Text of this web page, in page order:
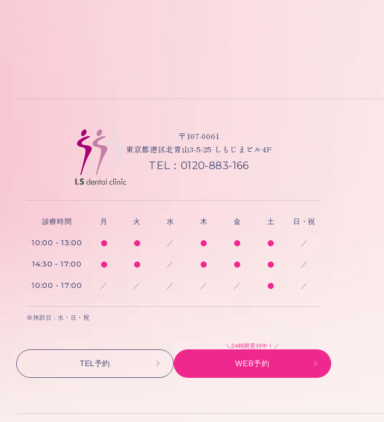
〒107-0061
東京都港区北青山3-5-25 しもじまビル4F
TEL：0120-883-166
診療時間 月 火 水 木 金 土 日・祝
10:00 - 13:00 ／ ／
14:30 - 17:00 ／ ／
10:00 - 17:00 ／ ／ ／ ／ ／ ／
※休診日 : 水・日・祝
TEL予約
＼24時間受付中！／
WEB予約